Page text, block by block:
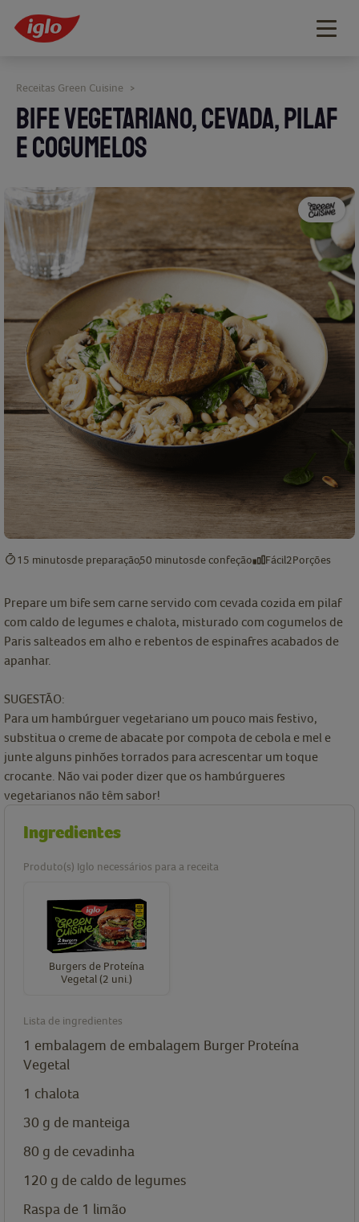
BIFE VEGETARIANO, CEVADA, PILAF
E COGUMELOS
Receitas Green Cuisine >
15 minutosde preparação50 minutosde confeção Fácil2Porções
Prepare um bife sem carne servido com cevada cozida em pilaf
com caldo de legumes e chalota, misturado com cogumelos de
Paris salteados em alho e rebentos de espinafres acabados de
apanhar.
SUGESTÃO:
Para um hambúrguer vegetariano um pouco mais festivo,
substitua o creme de abacate por compota de cebola e mel e
junte alguns pinhões torrados para acrescentar um toque
crocante. Não vai poder dizer que os hambúrgueres
vegetarianos não têm sabor!
Ingredientes
Produto(s) Iglo necessários para a receita
Burgers de Proteína
Vegetal (2 uni.)
Lista de ingredientes
1 embalagem de embalagem Burger Proteína
Vegetal
1 chalota
30 g de manteiga
80 g de cevadinha
120 g de caldo de legumes
Raspa de 1 limão